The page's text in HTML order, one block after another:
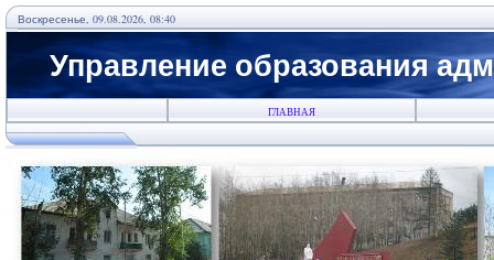
Воскресенье, 09.08.2026, 08:40
Управление образования
ГЛАВНАЯ